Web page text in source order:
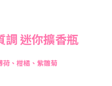
調 迷你擴香瓶
荷、柑橘、紫雛菊